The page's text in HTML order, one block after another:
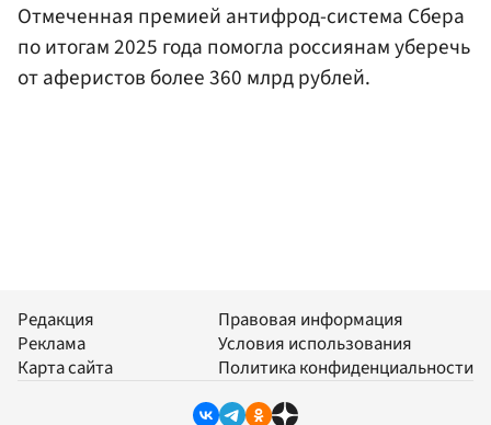
Отмеченная премией антифрод-система Сбера
по итогам 2025 года помогла россиянам уберечь
от аферистов более 360 млрд рублей.
Редакция
Реклама
Карта сайта
Правовая информация
Условия использования
Политика конфиденциальности